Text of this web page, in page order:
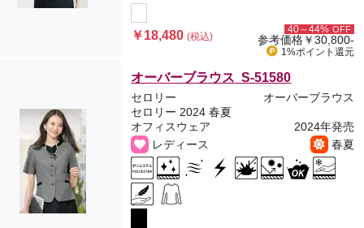
￥18,480(税込)
40～44% OFF
参考価格￥30,800-
1%ポイント 還元
オーバーブラウス S-51580
セロリー
オーバーブラウス
セロリー 2024 春夏
オフィスウェア
2024年発売
レディース
春夏